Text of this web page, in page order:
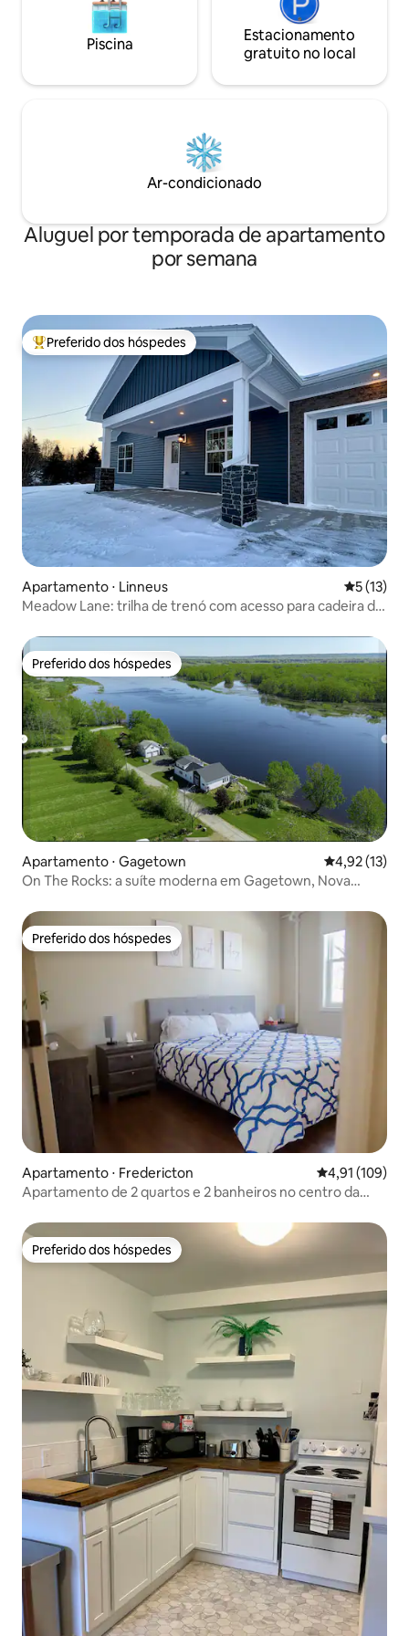
Piscina
Estacionamento
gratuito no local
Ar-condicionado
Aluguel por temporada de apartamento
por semana
Entre os melhores preferidos dos hóspedes
Preferido dos hóspedes
Apartamento ⋅ Linneus 5 de uma
5 (13)
Meadow Lane: trilha de trenó com acesso para cadeira de
Preferido dos hóspedes
Preferido dos hóspedes
Apartamento ⋅ Gagetown 4,92 de uma
4,92 (13)
On The Rocks: a suíte moderna em Gagetown, Nova
Preferido dos hóspedes
Preferido dos hóspedes
Apartamento ⋅ Fredericton 4,91 de uma
4,91 (109)
Apartamento de 2 quartos e 2 banheiros no centro da
Preferido dos hóspedes
Preferido dos hóspedes